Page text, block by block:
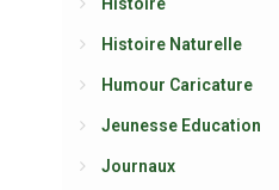
Histoire Naturelle
Humour Caricature
Jeunesse Education
Journaux